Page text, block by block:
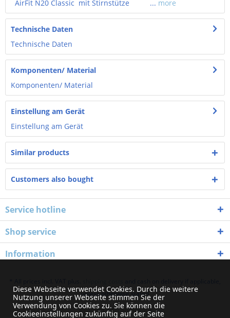
AirFit N20 Classic mit Stirnstütze ... more
Technische Daten
Technische Daten
Komponenten/ Material
Komponenten/ Material
Einstellung am Gerät
Einstellung am Gerät
Similar products
Customers also bought
Service hotline
Shop service
Information
unless otherwise stated
Realized with Shopware
Diese Webseite verwendet Cookies. Durch die weitere
Nutzung unserer Webseite stimmen Sie der
Verwendung von Cookies zu. Sie können die
Cookieeinstellungen zukünftig auf der Seite